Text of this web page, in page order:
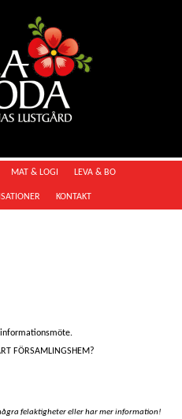
MAT & LOGI LEVA & BO
KONTAKT
FÖRSAMLINGSHEM?
felaktigheter eller har mer information!